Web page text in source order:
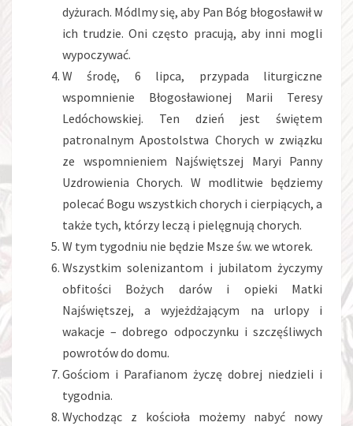
dyżurach. Módlmy się, aby Pan Bóg błogosławił w
ich trudzie. Oni często pracują, aby inni mogli
wypoczywać.
W środę, 6 lipca, przypada liturgiczne
wspomnienie Błogosławionej Marii Teresy
Ledóchowskiej. Ten dzień jest świętem
patronalnym Apostolstwa Chorych w związku
ze wspomnieniem Najświętszej Maryi Panny
Uzdrowienia Chorych. W modlitwie będziemy
polecać Bogu wszystkich chorych i cierpiących, a
także tych, którzy leczą i pielęgnują chorych.
W tym tygodniu nie będzie Msze św. we wtorek.
Wszystkim solenizantom i jubilatom życzymy
obfitości Bożych darów i opieki Matki
Najświętszej, a wyjeżdżającym na urlopy i
wakacje – dobrego odpoczynku i szczęśliwych
powrotów do domu.
Gościom i Parafianom życzę dobrej niedzieli i
tygodnia.
Wychodząc z kościoła możemy nabyć nowy